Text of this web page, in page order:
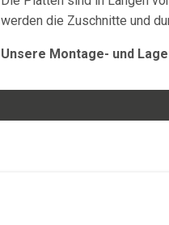
werden die Zuschnitte und
Unsere Montage- und